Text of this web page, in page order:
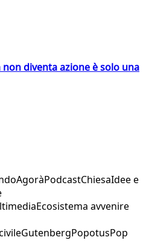
diventa azione è solo una
AgoràPodcastChiesaIdee e
Ecosistema avvenire
GutenbergPopotusPop